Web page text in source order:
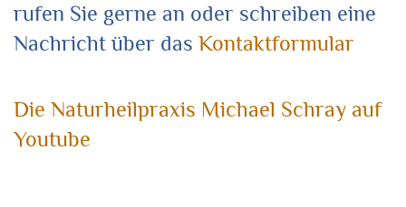
rufen Sie gerne an oder schreiben eine
Nachricht über das Kontaktformular
Die Naturheilpraxis Michael Schray auf
Youtube